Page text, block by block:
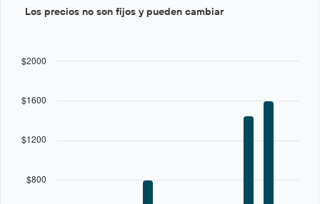
Range:
graphic.
$800
$1200
$1600
$2000
Los precios no son fijos y pueden cambiar